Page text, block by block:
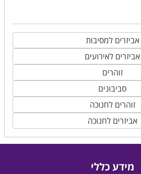
אביזרים למסיבות
אביזרים לאירועים
זוהרים
סביבונים
זוהרים לחנוכה
אביזרים לחנוכה
מידע כללי